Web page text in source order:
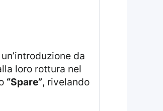
loro rottura nel
“Spare”, rivelando